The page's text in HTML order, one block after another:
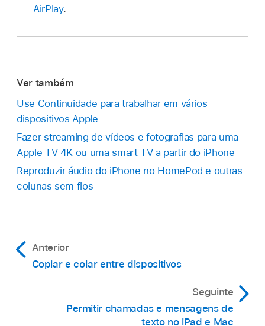
AirPlay.
Ver também
Use Continuidade para trabalhar em vários
dispositivos Apple
Fazer streaming de vídeos e fotografias para uma
Apple TV 4K ou uma smart TV a partir do iPhone
Reproduzir áudio do iPhone no HomePod e outras
colunas sem fios
Anterior
Copiar e colar entre dispositivos
Seguinte
Permitir chamadas e mensagens de
texto no iPad e Mac